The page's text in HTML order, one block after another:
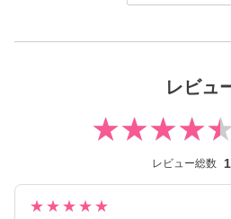
メインカラーが明るすぎないので、
径15mmの大きめカラコンブランド。
人気ブランド【ReVIA】【
これまで1monthのみの展開だった
ニューアル。
レビュ
レビュー総数
★★★★★